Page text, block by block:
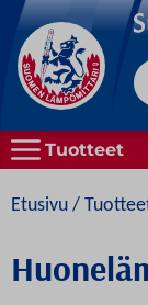
content
Tuotteet
Etusivu /